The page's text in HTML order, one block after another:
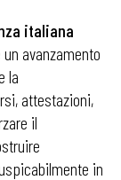
italiana
avanzamento
la
attestazioni,
il
in